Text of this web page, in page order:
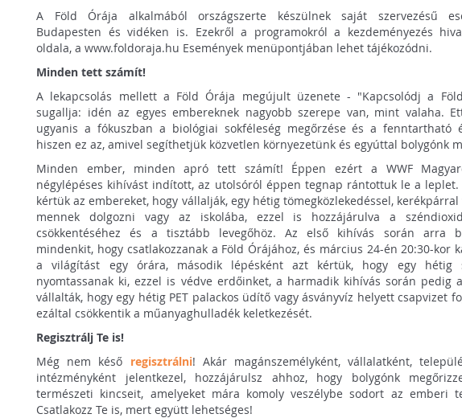
A Föld Órája alkalmából országszerte készülnek saját szervezésű
Budapesten és vidéken is. Ezekről a programokról a kezdeményezés
oldala, a www.foldoraja.hu Események menüpontjában lehet tájékozódni.
Minden tett számít!
A lekapcsolás mellett a Föld Órája megújult üzenete - "Kapcsolódj a
sugallja: idén az egyes embereknek nagyobb szerepe van, mint valaha.
ugyanis a fókuszban a biológiai sokféleség megőrzése és a fenntartható
hiszen ez az, amivel segíthetjük közvetlen környezetünk és egyúttal bolygónk
Minden ember, minden apró tett számít! Éppen ezért a WWF
négylépéses kihívást indított, az utolsóról éppen tegnap rántottuk le a leplet.
kértük az embereket, hogy vállalják, egy hétig tömegközlekedéssel, kerékpárral
mennek dolgozni vagy az iskolába, ezzel is hozzájárulva a
csökkentéséhez és a tisztább levegőhöz. Az első kihívás során arra
mindenkit, hogy csatlakozzanak a Föld Órájához, és március 24-én 20:30-kor
a világítást egy órára, második lépésként azt kértük, hogy egy hétig
nyomtassanak ki, ezzel is védve erdőinket, a harmadik kihívás során pedig
vállalták, hogy egy hétig PET palackos üdítő vagy ásványvíz helyett csapvizet
ezáltal csökkentik a műanyaghulladék keletkezését.
Regisztrálj Te is!
Még nem késő regisztrálni! Akár magánszemélyként, vállalatként,
intézményként jelentkezel, hozzájárulsz ahhoz, hogy bolygónk
természeti kincseit, amelyeket mára komoly veszélybe sodort az emberi
Csatlakozz Te is, mert együtt lehetséges!